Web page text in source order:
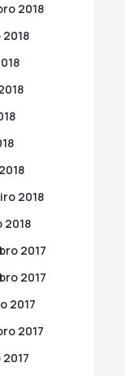
2018
2018
2018
2017
2017
2017
2017